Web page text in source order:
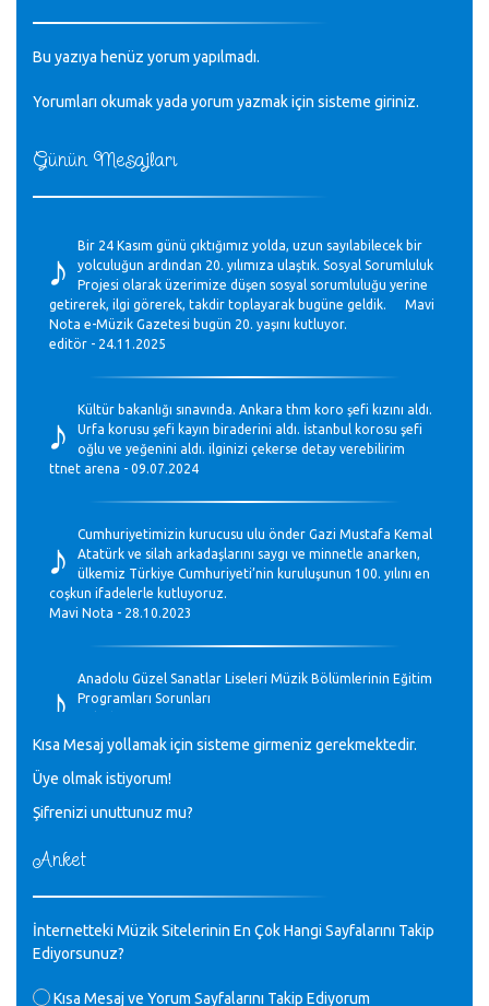
Günün Mesajları
♪
Bir 24 Kasım günü çıktığımız yolda, uzun sayılabilecek bir
yolculuğun ardından 20. yılımıza ulaştık. Sosyal Sorumluluk
Projesi olarak üzerimize düşen sosyal sorumluluğu yerine
getirerek, ilgi görerek, takdir toplayarak bugüne geldik. Mavi
Nota e-Müzik Gazetesi bugün 20. yaşını kutluyor.
editör - 24.11.2025
♪
Kültür bakanlığı sınavında. Ankara thm koro şefi kızını aldı.
Urfa korusu şefi kayın biraderini aldı. İstanbul korosu şefi
oğlu ve yeğenini aldı. ilginizi çekerse detay verebilirim
ttnet arena - 09.07.2024
♪
Cumhuriyetimizin kurucusu ulu önder Gazi Mustafa Kemal
Atatürk ve silah arkadaşlarını saygı ve minnetle anarken,
ülkemiz Türkiye Cumhuriyeti’nin kuruluşunun 100. yılını en
coşkun ifadelerle kutluyoruz.
Mavi Nota - 28.10.2023
♪
Anadolu Güzel Sanatlar Liseleri Müzik Bölümlerinin Eğitim
Programları Sorunları
♪
GEÇMİŞ OLSUN TÜRKİYE!
Mavi Nota - 07.02.2023
♪
30 yıl sonra karşılaşmak çok güzel Kurtuluş, teveccüh
M.Semih Baylan - 08.01.2023
Değerli Müfit hocama en içten sevgi saygılarımı iletin
Kısa Mesaj yollamak için sisteme girmeniz gerekmektedir.
Üye olmak istiyorum!
Şifrenizi unuttunuz mu?
Anket
İnternetteki Müzik Sitelerinin En Çok Hangi Sayfalarını Takip
Ediyorsunuz?
Kısa Mesaj ve Yorum Sayfalarını Takip Ediyorum
Bu yazıya henüz yorum yapılmadı.
Yorumları okumak yada yorum yazmak için sisteme giriniz.